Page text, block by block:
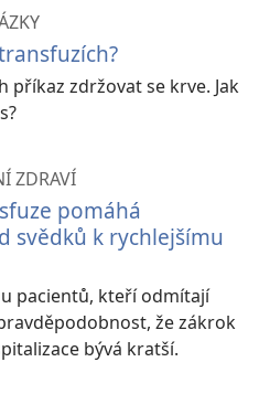
příkaz zdržovat se krve. Jak
ZDRAVÍ
pomáhá
svědků k rychlejšímu
pacientů, kteří odmítají
že zákrok
bývá kratší.